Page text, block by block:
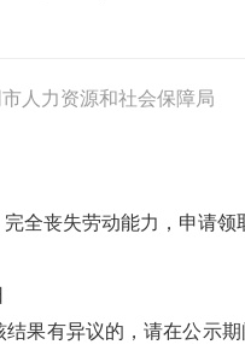
人力资源和社会保障局
全丧失劳动能力，申请
果有异议的，请在公示